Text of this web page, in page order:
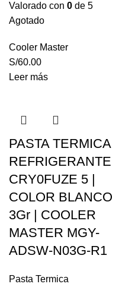
Valorado con 0 de 5
Agotado
Cooler Master
S/60.00
Leer más
PASTA TERMICA
REFRIGERANTE
CRY0FUZE 5 |
COLOR BLANCO
3Gr | COOLER
MASTER MGY-
ADSW-N03G-R1
Pasta Termica